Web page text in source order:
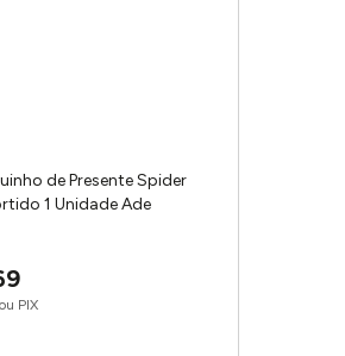
de Presente Spider
1 Unidade Ade
PIX